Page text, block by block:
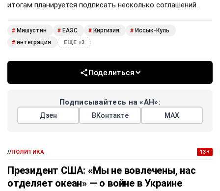
итогам планируется подписать несколько соглашений.
# Мишустин # ЕАЭС # Киргизия # Иссык-Куль
# интеграция ЕЩЕ +3
Поделиться
Подписывайтесь на «АН»:
Дзен ВКонтакте МАХ
//ПОЛИТИКА 13+
Президент США: «Мы не вовлечены, нас
отделяет океан» — о войне в Украине